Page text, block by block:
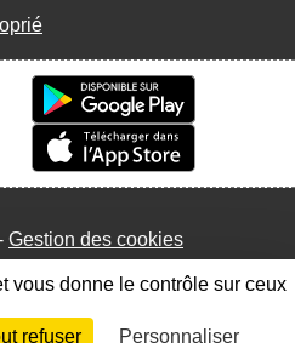
Gestion des cookies
Connexion
vous donne le contrôle sur ceux
refuser Personnaliser